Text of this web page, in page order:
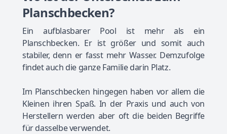
Planschbecken?
Ein aufblasbarer Pool ist mehr als ein
Planschbecken. Er ist größer und somit auch
stabiler, denn er fasst mehr Wasser. Demzufolge
findet auch die ganze Familie darin Platz.
Im Planschbecken hingegen haben vor allem die
Kleinen ihren Spaß. In der Praxis und auch von
Herstellern werden aber oft die beiden Begriffe
für dasselbe verwendet.